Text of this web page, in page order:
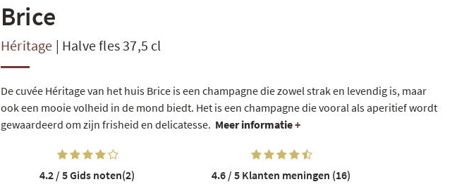
Brice
Héritage | Halve fles 37,5 cl
De cuvée Héritage van het huis Brice is een champagne die zowel strak en levendig is, maar
ook een mooie volheid in de mond biedt. Het is een champagne die vooral als aperitief wordt
gewaardeerd om zijn frisheid en delicatesse. Meer informatie+
4.2 / 5Gids noten(2) 4.6 / 5 Klanten meningen (16)